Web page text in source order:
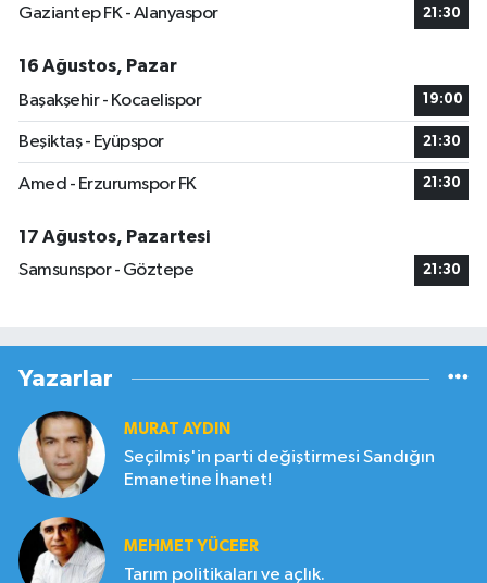
Gaziantep FK - Alanyaspor 21:30
16 Ağustos, Pazar
Başakşehir - Kocaelispor
19:00
Beşiktaş - Eyüpspor 21:30
Amed - Erzurumspor FK 21:30
17 Ağustos, Pazartesi
Samsunspor - Göztepe
21:30
Yazarlar
MURAT AYDIN
Seçilmiş'in parti değiştirmesi Sandığın
Emanetine İhanet!
MEHMET YÜCEER
Tarım politikaları ve açlık.